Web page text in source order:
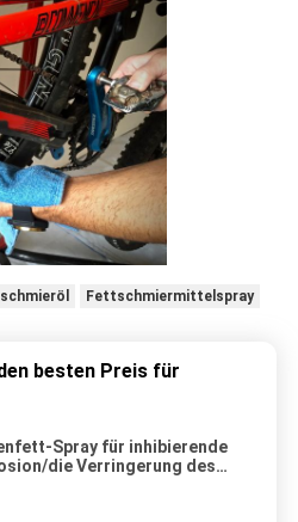
Fettschmiermittelspray
besten Preis für
Spray für inhibierende
die Verringerung des